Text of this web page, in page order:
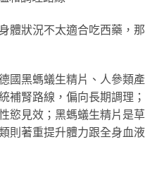
體狀況不太適合吃西藥，那
國黑螞蟻生精片、人參類產
補腎路線，偏向長期調理；
慾見效；黑螞蟻生精片是草
則著重提升體力跟全身血液